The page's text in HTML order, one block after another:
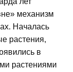
механизм
Началась
растения,
в
растениями